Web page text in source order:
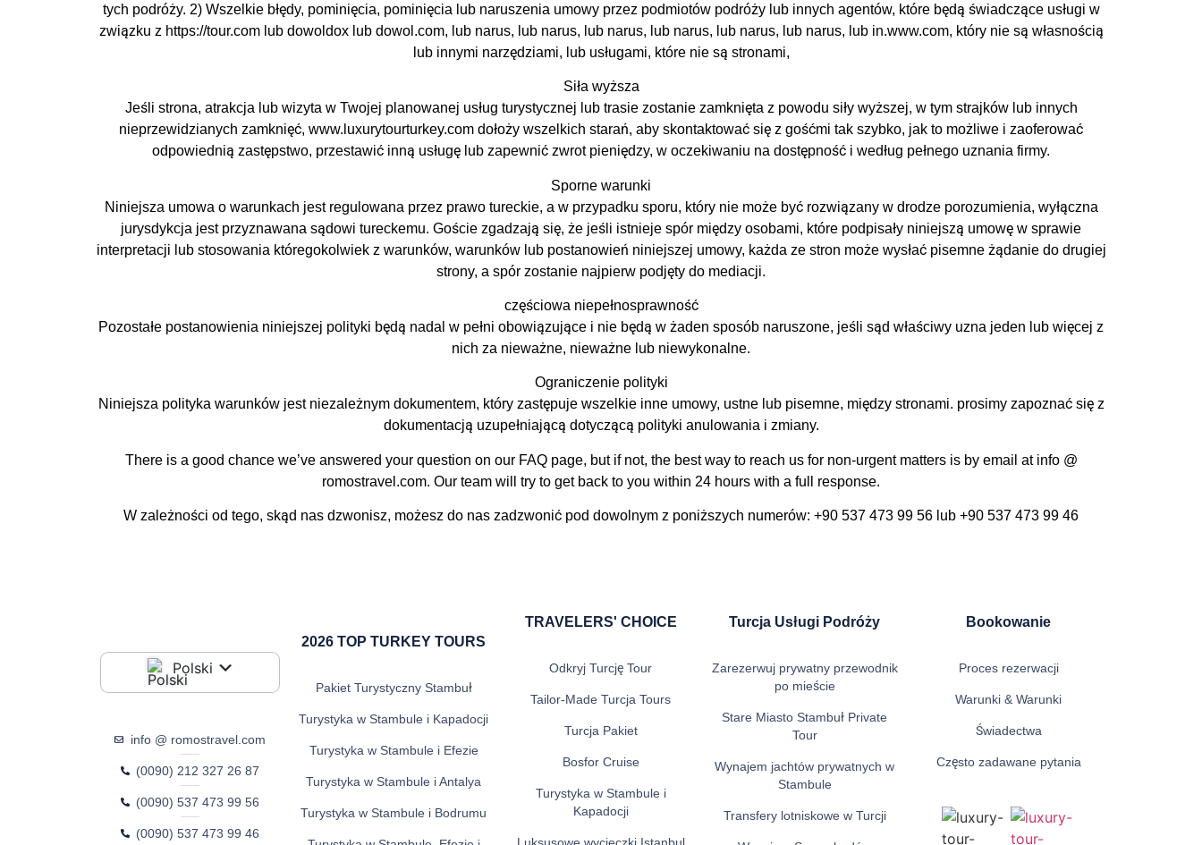
tych podróży. 2) Wszelkie błędy, pominięcia, pominięcia lub naruszenia umowy przez podmiotów podróży lub innych agentów, które będą świadczące usługi w
związku z https://tour.com lub dowoldox lub dowol.com, lub narus, lub narus, lub narus, lub narus, lub narus, lub narus, lub in.www.com, który nie są własnością
lub innymi narzędziami, lub usługami, które nie są stronami,
Siła wyższa
Jeśli strona, atrakcja lub wizyta w Twojej planowanej usług turystycznej lub trasie zostanie zamknięta z powodu siły wyższej, w tym strajków lub innych
nieprzewidzianych zamknięć, www.luxurytourturkey.com dołoży wszelkich starań, aby skontaktować się z gośćmi tak szybko, jak to możliwe i zaoferować
odpowiednią zastępstwo, przestawić inną usługę lub zapewnić zwrot pieniędzy, w oczekiwaniu na dostępność i według pełnego uznania firmy.
Sporne warunki
Niniejsza umowa o warunkach jest regulowana przez prawo tureckie, a w przypadku sporu, który nie może być rozwiązany w drodze porozumienia, wyłączna
jurysdykcja jest przyznawana sądowi tureckemu. Goście zgadzają się, że jeśli istnieje spór między osobami, które podpisały niniejszą umowę w sprawie
interpretacji lub stosowania któregokolwiek z warunków, warunków lub postanowień niniejszej umowy, każda ze stron może wysłać pisemne żądanie do drugiej
strony, a spór zostanie najpierw podjęty do mediacji.
częściowa niepełnosprawność
Pozostałe postanowienia niniejszej polityki będą nadal w pełni obowiązujące i nie będą w żaden sposób naruszone, jeśli sąd właściwy uzna jeden lub więcej z
nich za nieważne, nieważne lub niewykonalne.
Ograniczenie polityki
Niniejsza polityka warunków jest niezależnym dokumentem, który zastępuje wszelkie inne umowy, ustne lub pisemne, między stronami. prosimy zapoznać się z
dokumentacją uzupełniającą dotyczącą polityki anulowania i zmiany.
There is a good chance we’ve answered your question on our FAQ page, but if not, the best way to reach us for non-urgent matters is by email at info @
romostravel.com. Our team will try to get back to you within 24 hours with a full response.
W zależności od tego, skąd nas dzwonisz, możesz do nas zadzwonić pod dowolnym z poniższych numerów: +90 537 473 99 56 lub +90 537 473 99 46
Polski
info @ romostravel.com
(0090) 212 327 26 87
(0090) 537 473 99 56
(0090) 537 473 99 46
2026 TOP TURKEY TOURS
Pakiet Turystyczny Stambuł
Turystyka w Stambule i Kapadocji
Turystyka w Stambule i Efezie
Turystyka w Stambule i Antalya
Turystyka w Stambule i Bodrumu
TRAVELERS' CHOICE
Odkryj Turcję Tour
Tailor-Made Turcja Tours
Turcja Pakiet
Bosfor Cruise
Turystyka w Stambule i
Kapadocji
Luksusowe wycieczki Istanbul
Turcja Usługi Podróży
Zarezerwuj prywatny przewodnik
po mieście
Stare Miasto Stambuł Private
Tour
Wynajem jachtów prywatnych w
Stambule
Transfery lotniskowe w Turcji
Bookowanie
Proces rezerwacji
Warunki & Warunki
Świadectwa
Często zadawane pytania